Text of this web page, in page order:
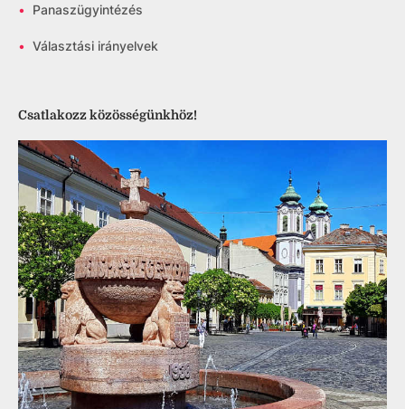
• Panaszügyintézés
• Választási irányelvek
Csatlakozz közösségünkhöz!